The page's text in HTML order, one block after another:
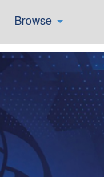
Browse